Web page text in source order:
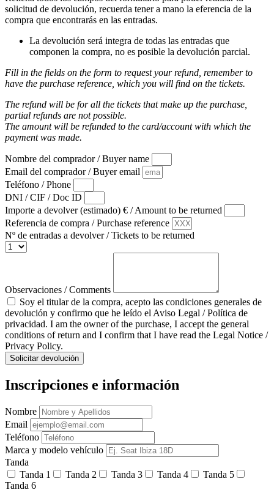
solicitud de devolución, recuerda tener a mano la eferencia de la
compra que encontrarás en las entradas.
La devolución será integra de todas las entradas que
componen la compra, no es posible la devolución parcial.
Fill in the fields on the form to request your refund, remember to
have the purchase reference, which you will find on the tickets.
The refund will be for all the tickets that make up the purchase,
partial refunds are not possible.
The amount will be refunded to the card/account with which the
payment was made.
Nombre del comprador / Buyer name
Email del comprador / Buyer email
Teléfono / Phone
DNI / CIF / Doc ID
Importe a devolver (estimado) € / Amount to be returned
Referencia de compra / Purchase reference
Nº de entradas a devolver / Tickets to be returned
Observaciones / Comments
Soy el titular de la compra, acepto las condiciones generales de
devolución y confirmo que he leído el Aviso Legal / Política de
privacidad. I am the owner of the purchase, I accept the general
conditions of return and I confirm that I have read the Legal Notice /
Privacy Policy.
Solicitar devolución
Inscripciones e información
Nombre
Email
Teléfono
Marca y modelo vehículo
Tanda
Tanda 1
Tanda 2 Tanda 3 Tanda 4
Tanda 5
Tanda 6